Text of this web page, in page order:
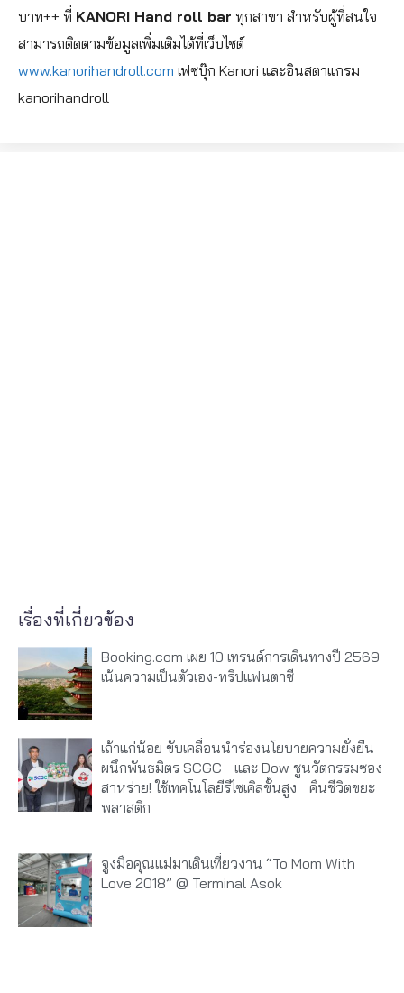
บาท++ ที่ KANORI Hand roll bar ทุกสาขา สำหรับผู้ที่สนใจ
สามารถติดตามข้อมูลเพิ่มเติมได้ที่เว็บไซต์
www.kanorihandroll.com เฟซบุ๊ก Kanori และอินสตาแกรม
kanorihandroll
เรื่องที่เกี่ยวข้อง
Booking.com เผย 10 เทรนด์การเดินทางปี 2569
เน้นความเป็นตัวเอง-ทริปแฟนตาซี
เถ้าแก่น้อย ขับเคลื่อนนำร่องนโยบายความยั่งยืน
ผนึกพันธมิตร SCGC และ Dow ชูนวัตกรรมซอง
สาหร่าย! ใช้เทคโนโลยีรีไซเคิลขั้นสูง คืนชีวิตขยะ
พลาสติก
จูงมือคุณแม่มาเดินเที่ยวงาน “To Mom With
Love 2018” @ Terminal Asok